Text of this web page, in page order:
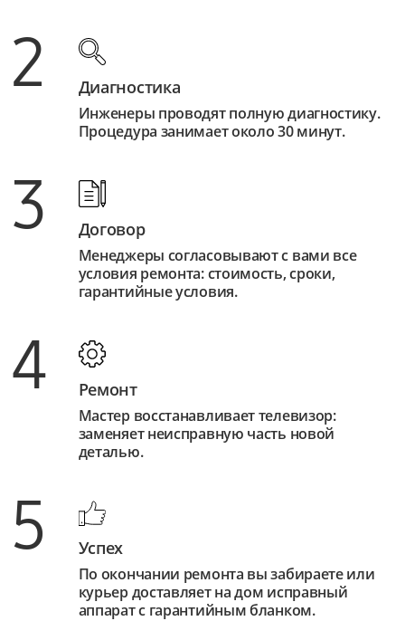
2 Диагностика
Инженеры проводят полную диагностику.
Процедура занимает около 30 минут.
3 Договор
Менеджеры согласовывают с вами все
условия ремонта: стоимость, сроки,
гарантийные условия.
4 Ремонт
Мастер восстанавливает телевизор:
заменяет неисправную часть новой
деталью.
5 Успех
По окончании ремонта вы забираете или
курьер доставляет на дом исправный
аппарат с гарантийным бланком.